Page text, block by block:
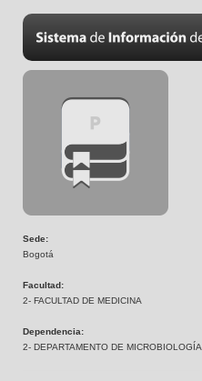
Sede:
Bogotá
Facultad:
2- FACULTAD DE MEDICINA
Dependencia:
2- DEPARTAMENTO DE MICROBIOLOGÍA